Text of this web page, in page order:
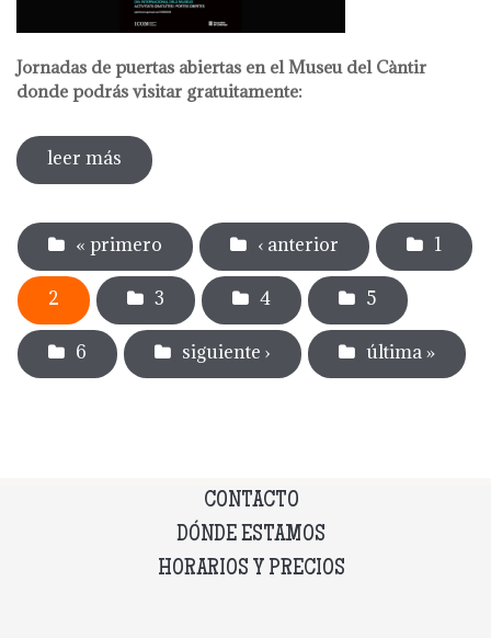
Jornadas de puertas abiertas en el Museu del Càntir
donde podrás visitar gratuitamente:
leer más sobre dia internacional de los museos
2024
Páginas
« primero ‹ anterior 1
2 3 4 5
6 siguiente › última »
CONTACTO
DÓNDE ESTAMOS
HORARIOS Y PRECIOS